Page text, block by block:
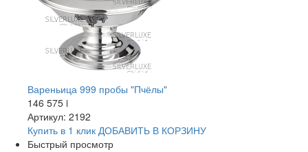
Вареньица 999 пробы "Пчёлы"
146 575 i
Артикул: 2192
Купить в 1 клик ДОБАВИТЬ В КОРЗИНУ
Быстрый просмотр